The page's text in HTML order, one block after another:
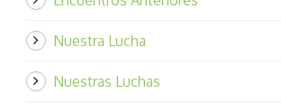
Nuestra Lucha
Nuestras Luchas